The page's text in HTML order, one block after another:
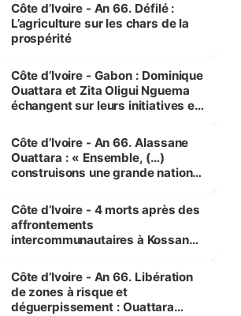
Côte d’Ivoire - An 66. Défilé :
L’agriculture sur les chars de la
prospérité
Côte d’Ivoire - Gabon : Dominique
Ouattara et Zita Oligui Nguema
échangent sur leurs initiatives en
enfants
Côte d’Ivoire - An 66. Alassane
Ouattara : « Ensemble, (…)
construisons une grande nation
générations futures »
Côte d’Ivoire - 4 morts après des
affrontements
intercommunautaires à Kossandji
milieu des sinistrés
Côte d’Ivoire - An 66. Libération
de zones à risque et
déguerpissement : Ouattara